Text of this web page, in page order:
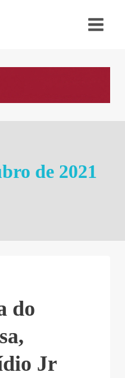
de 2021
do
Jr